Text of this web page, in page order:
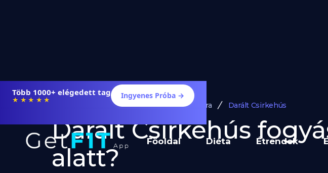
Több 1000+ elégedett tag
★★★★★ Ingyenes Próba →
Főoldal Diéta Étrendek
Diéta és Étrend Ételek Fogyásra Darált Csirkehús
Darált Csirkehús
alatt?